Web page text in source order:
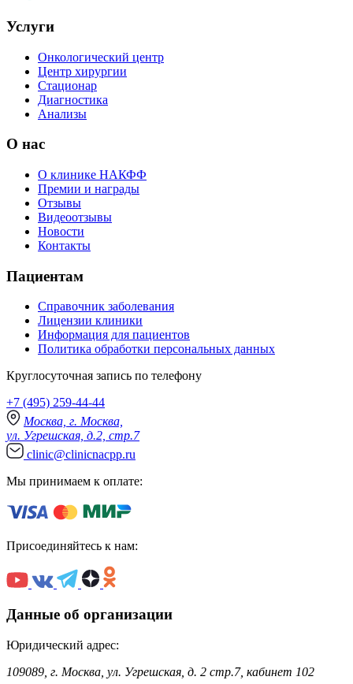
Услуги
Онкологический центр
Центр хирургии
Стационар
Диагностика
Анализы
О нас
О клинике НАКФФ
Премии и награды
Отзывы
Видеоотзывы
Новости
Контакты
Пациентам
Справочник заболевания
Лицензии клиники
Информация для пациентов
Политика обработки персональных данных
Круглосуточная запись по телефону
+7 (495) 259-44-44
Москва, г. Москва,
ул. Угрешская, д.2, стр.7
clinic@clinicnacpp.ru
Мы принимаем к оплате:
Присоединяйтесь к нам:
Данные об организации
Юридический адрес:
109089, г. Москва, ул. Угрешская, д. 2 стр.7, кабинет 102